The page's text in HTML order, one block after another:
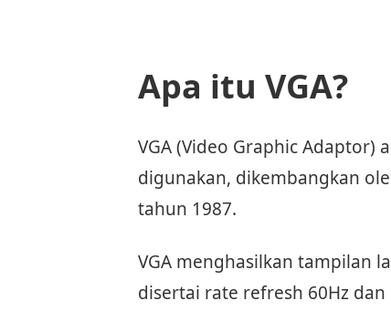
Apa itu VGA?
VGA (Video Graphic
digunakan, dikembangkan
tahun 1987.
VGA menghasilkan tampilan
disertai rate refresh 60Hz